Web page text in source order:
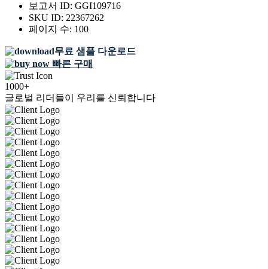
보고서 ID: GGI109716
SKU ID: 22367262
페이지 수: 100
무료 샘플 다운로드
빠른 구매
1000+
글로벌 리더들이 우리를 신뢰합니다